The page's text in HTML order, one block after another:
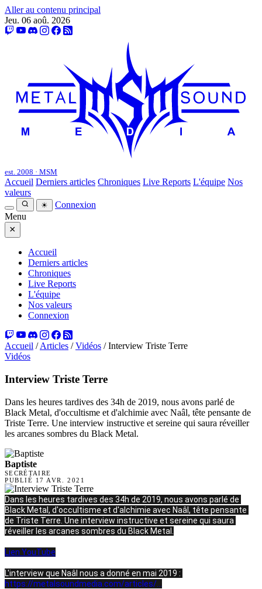
Aller au contenu principal
Jeu. 06 aoû. 2026
est. 2008 · MSM
Accueil Derniers articles Chroniques Live Reports L'équipe Nos
valeurs
☀
Connexion
Menu
×
Accueil
Derniers articles
Chroniques
Live Reports
L'équipe
Nos valeurs
Connexion
Accueil / Articles / Vidéos / Interview Triste Terre
Vidéos
Interview Triste Terre
Dans les heures tardives des 34h de 2019, nous avons parlé de
Black Metal, d'occultisme et d'alchimie avec Naâl, tête pensante de
Triste Terre. Une interview instructive et sereine qui saura réveiller
les arcanes sombres du Black Metal.
Baptiste
SECRÉTAIRE
PUBLIÉ 17 AVR. 2021
Dans les heures tardives des 34h de 2019, nous avons parlé de
Black Metal, d'occultisme et d'alchimie avec Naâl, tête pensante
de Triste Terre. Une interview instructive et sereine qui saura
réveiller les arcanes sombres du Black Metal.
Lien YouTube
L'interview que Naâl nous a donné en mai 2019 :
https://metalsoundmedia.com/articles/...